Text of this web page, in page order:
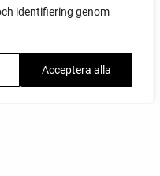
identifiering genom
Acceptera alla